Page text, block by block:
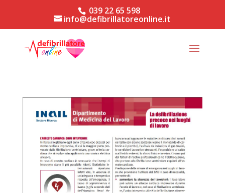
039 22 65 598
info@defibrillatoreonline.it